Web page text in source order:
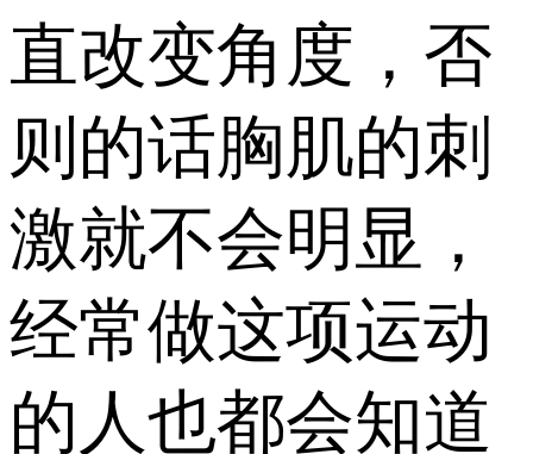
直改变角度，否
则的话胸肌的刺
激就不会明显，
经常做这项运动
的人也都会知道